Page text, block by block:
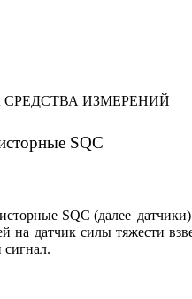
ИЗМЕРЕНИЙ
SQC
SQC (далее датчики)
на датчик силы тяжести
сигнал.